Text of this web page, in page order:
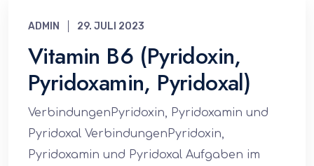
ADMIN 29. JULI 2023
Vitamin B6 (Pyridoxin,
Pyridoxamin, Pyridoxal)
VerbindungenPyridoxin, Pyridoxamin und
Pyridoxal VerbindungenPyridoxin,
Pyridoxamin und Pyridoxal Aufgaben im